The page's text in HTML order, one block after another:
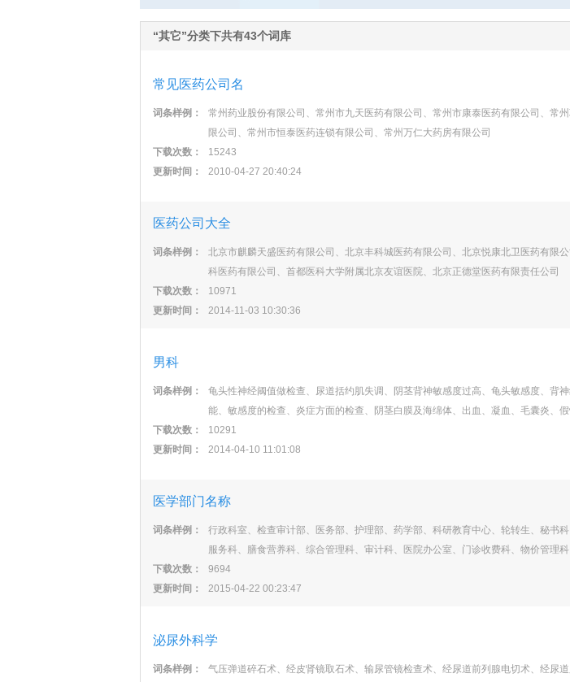
“其它”分类下共有43个词库
常见医药公司名
词条样例：
常州药业股份有限公司、常州市九天医药有限公司、常州市康泰医药有限公司、常
限公司、常州市恒泰医药连锁有限公司、常州万仁大药房有限公司
下载次数：
15243
更新时间：
2010-04-27 20:40:24
医药公司大全
词条样例：
北京市麒麟天盛医药有限公司、北京丰科城医药有限公司、北京悦康北卫医药有限
科医药有限公司、首都医科大学附属北京友谊医院、北京正德堂医药有限责任公司
下载次数：
10971
更新时间：
2014-11-03 10:30:36
男科
词条样例：
龟头性神经阈值做检查、尿道括约肌失调、阴茎背神敏感度过高、龟头敏感度、背
能、敏感度的检查、炎症方面的检查、阴茎白膜及海绵体、出血、凝血、毛囊炎、
下载次数：
10291
更新时间：
2014-04-10 11:01:08
医学部门名称
词条样例：
行政科室、检查审计部、医务部、护理部、药学部、科研教育中心、轮转生、秘书
服务科、膳食营养科、综合管理科、审计科、医院办公室、门诊收费科、物价管理科
下载次数：
9694
更新时间：
2015-04-22 00:23:47
泌尿外科学
词条样例：
气压弹道碎石术、经皮肾镜取石术、输尿管镜检查术、经尿道前列腺电切术、经尿